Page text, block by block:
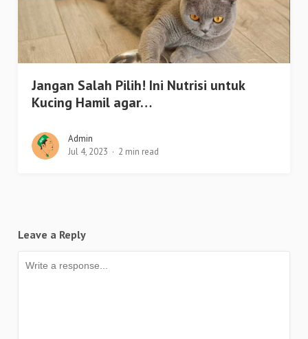
Jangan Salah Pilih! Ini Nutrisi untuk
Kucing Hamil agar…
Admin
Jul 4, 2023
2 min read
Leave a Reply